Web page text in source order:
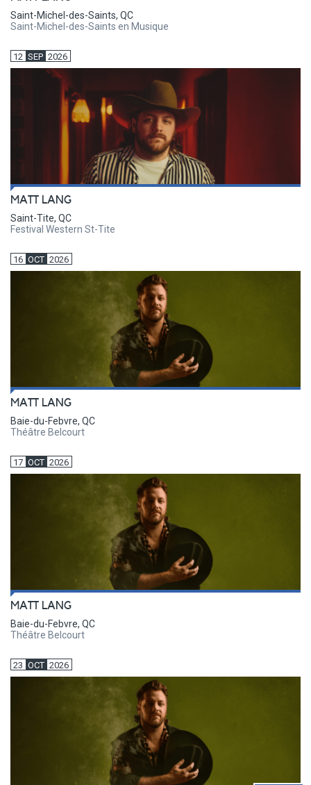
Saint-Michel-des-Saints, QC
Saint-Michel-des-Saints en Musique
12 SEP 2026
MATT LANG
Saint-Tite, QC
Festival Western St-Tite
16 OCT 2026
MATT LANG
Baie-du-Febvre, QC
Théâtre Belcourt
17 OCT 2026
MATT LANG
Baie-du-Febvre, QC
Théâtre Belcourt
23 OCT 2026